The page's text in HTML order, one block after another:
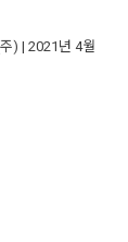
) | 2021년 4월